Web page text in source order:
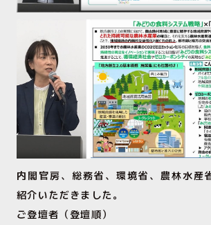
内閣官房、総務省、環境省、農林水産
紹介いただきました。
ご登壇者（登壇順）